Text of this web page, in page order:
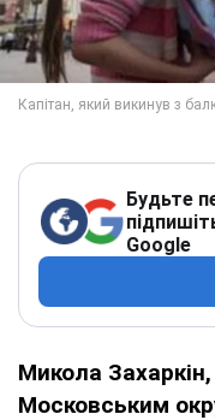
Будьте
Google
Микола
Московським